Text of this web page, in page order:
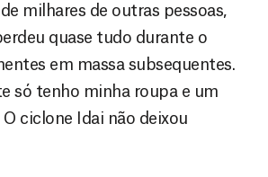
milhares de outras pessoas,
quase tudo durante o
em massa subsequentes.
só tenho minha roupa e um
O ciclone Idai não deixou